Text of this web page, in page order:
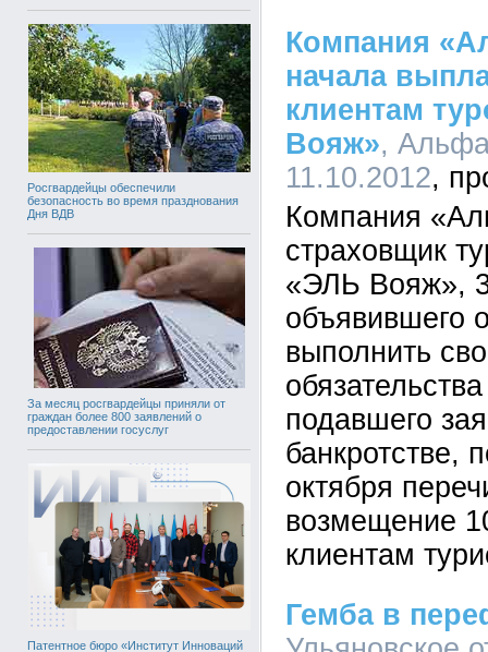
Росгвардейцы обеспечили
безопасность во время празднования
Дня ВДВ
За месяц росгвардейцы приняли от
граждан более 800 заявлений о
предоставлении госуслуг
Патентное бюро «Институт Инноваций
Компания
начала
клиентам
Вояж»,
11.10.2012
Компания
страховщик
«ЭЛЬ Вояж»,
объявившего
выполнить
подавшего
банкротстве,
октября
возмещение
клиентам
Гемба в